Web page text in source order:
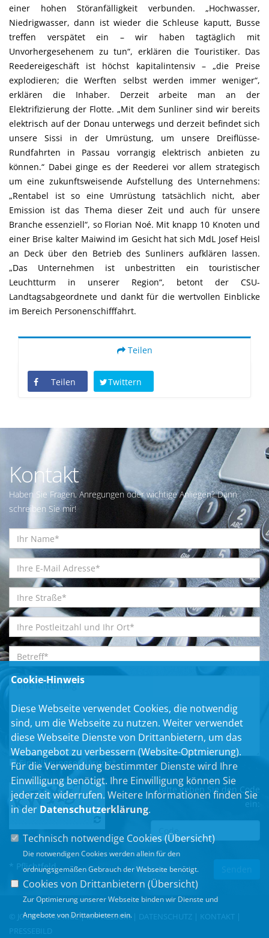
einer hohen Störanfälligkeit verbunden. „Hochwasser,
Niedrigwasser, dann ist wieder die Schleuse kaputt, Busse
treffen verspätet ein – wir haben tagtäglich mit
Unvorhergesehenem zu tun“, erklären die Touristiker. Das
Reedereigeschäft ist höchst kapitalintensiv – „die Preise
explodieren; die Werften selbst werden immer weniger“,
erklären die Inhaber. Derzeit arbeite man an der
Elektrifizierung der Flotte. „Mit dem Sunliner sind wir bereits
elektrisch auf der Donau unterwegs und derzeit befindet sich
unsere Sissi in der Umrüstung, um unsere Dreiflüsse-
Rundfahrten in Passau vorrangig elektrisch anbieten zu
können.“ Dabei ginge es der Reederei vor allem strategisch
um eine zukunftsweisende Aufstellung des Unternehmens:
Rentabel ist so eine Umrüstung tatsächlich nicht, aber
Emission ist das Thema dieser Zeit und auch für unsere
Branche essenziell“, so Florian Noé. Mit knapp 10 Knoten und
einer Brise kalter Maiwind im Gesicht hat sich MdL Josef Heisl
an Deck über den Betrieb des Sunliners aufklären lassen.
Das Unternehmen ist unbestritten ein touristischer
Leuchtturm in unserer Region“, betont der CSU-
Landtagsabgeordnete und dankt für die wertvollen Einblicke
im Bereich Personenschifffahrt.
Teilen
Teilen Twittern
Kontakt
Haben Sie Fragen, Anregungen oder wichtige Anliegen? Dann
schreiben Sie mir!
Einwilligungserklärung*
Bitte geben Sie den Code
ein:
* Pflichtfeld
© JOSEF HEISL MdL |IMPRESSUM| DATENSCHUTZ KONTAKT
PRESSEBILD
Cookie-Hinweis
Diese Webseite verwendet Cookies, die notwendig
sind, um die Webseite zu nutzen. Weiter verwendet
diese Webseite Dienste von Drittanbietern, um das
Webangebot zu verbessern (Website-Optmierung).
Für die Verwendung bestimmter Dienste wird Ihre
Einwilligung benötigt. Ihre Einwilligung können Sie
jederzeit widerrufen. Weitere Informationen finden Sie
in der Datenschutzerklärung.
Technisch notwendige Cookies (Übersicht)
Die notwendigen Cookies werden allein für den
ordnungsgemäßen Gebrauch der Webseite benötigt.
Cookies von Drittanbietern (Übersicht)
Zur Optimierung unserer Webseite binden wir Dienste und
Angebote von Drittanbietern ein.